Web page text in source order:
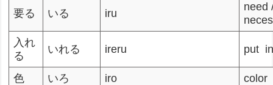
要る いる iru
need
入れ
る
いれる ireru put
色 いろ iro
color